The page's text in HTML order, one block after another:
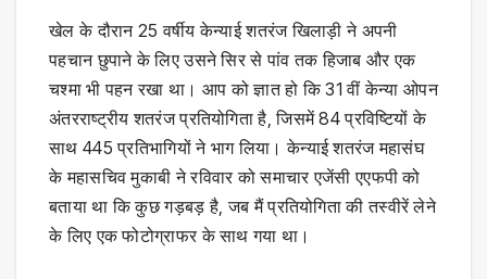
खेल के दौरान 25 वर्षीय केन्याई शतरंज खिलाड़ी ने अपनी
पहचान छुपाने के लिए उसने सिर से पांव तक हिजाब और एक
चश्मा भी पहन रखा था। आप को ज्ञात हो कि 31 वीं केन्या ओपन
अंतरराष्ट्रीय शतरंज प्रतियोगिता है, जिसमें 84 प्रविष्टियों के
साथ 445 प्रतिभागियों ने भाग लिया। केन्याई शतरंज महासंघ
के महासचिव मुकाबी ने रविवार को समाचार एजेंसी एएफपी को
बताया था कि कुछ गड़बड़ है, जब मैं प्रतियोगिता की तस्वीरें लेने
के लिए एक फोटोग्राफर के साथ गया था।